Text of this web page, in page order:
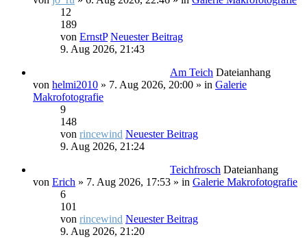
12
189
von ErnstP Neuester Beitrag
9. Aug 2026, 21:43
Am Teich Dateianhang
von helmi2010 » 7. Aug 2026, 20:00 » in Galerie
Makrofotografie
9
148
von rincewind Neuester Beitrag
9. Aug 2026, 21:24
Teichfrosch Dateianhang
von Erich » 7. Aug 2026, 17:53 » in Galerie Makrofotografie
6
101
von rincewind Neuester Beitrag
9. Aug 2026, 21:20